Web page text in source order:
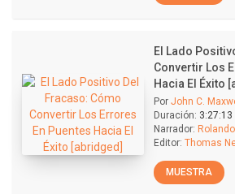
El Lado
Convertir Los
Hacia El Éxito
Por John C.
Duración: 3:27:13
Narrador:
Editor: Thomas
MUESTRA